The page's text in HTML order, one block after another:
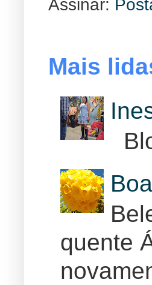
Assinar:
Mais
quente